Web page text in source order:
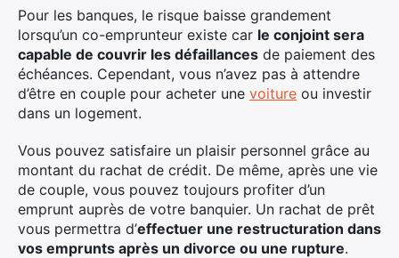
Pour les banques, le risque baisse grandement
lorsqu’un co-emprunteur existe car le conjoint sera
capable de couvrir les défaillances de paiement des
échéances. Cependant, vous n’avez pas à attendre
d’être en couple pour acheter une voiture ou investir
dans un logement.
Vous pouvez satisfaire un plaisir personnel grâce au
montant du rachat de crédit. De même, après une vie
de couple, vous pouvez toujours profiter d’un
emprunt auprès de votre banquier. Un rachat de prêt
vous permettra d’effectuer une restructuration dans
vos emprunts après un divorce ou une rupture.